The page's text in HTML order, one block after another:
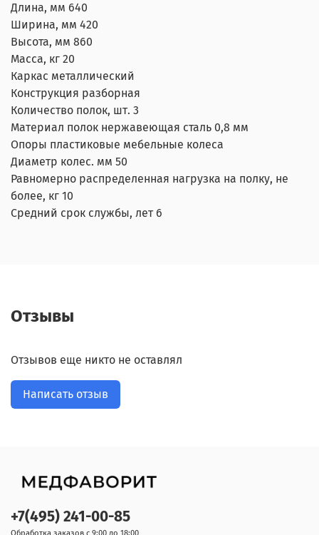
Длина, мм 640
Ширина, мм 420
Высота, мм 860
Масса, кг 20
Каркас металлический
Конструкция разборная
Количество полок, шт. 3
Материал полок нержавеющая сталь 0,8 мм
Опоры пластиковые мебельные колеса
Диаметр колес. мм 50
Равномерно распределенная нагрузка на полку, не
более, кг 10
Средний срок службы, лет 6
Отзывы
Отзывов еще никто не оставлял
Написать отзыв
+7(495) 241-00-85